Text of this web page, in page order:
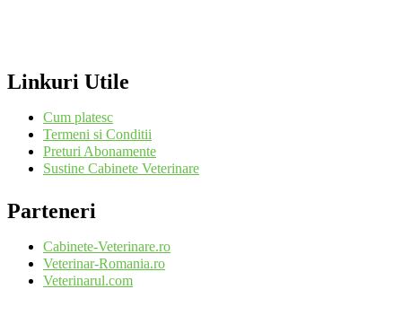
Linkuri Utile
Cum platesc
Termeni si Conditii
Preturi Abonamente
Sustine Cabinete Veterinare
Parteneri
Cabinete-Veterinare.ro
Veterinar-Romania.ro
Veterinarul.com